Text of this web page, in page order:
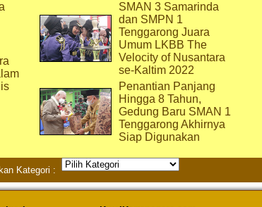
SMAN 3 Samarinda
dan SMPN 1
Tenggarong Juara
Umum LKBB The
Velocity of Nusantara
se-Kaltim 2022
Penantian Panjang
Hingga 8 Tahun,
Gedung Baru SMAN 1
Tenggarong Akhirnya
Siap Digunakan
Kategori :